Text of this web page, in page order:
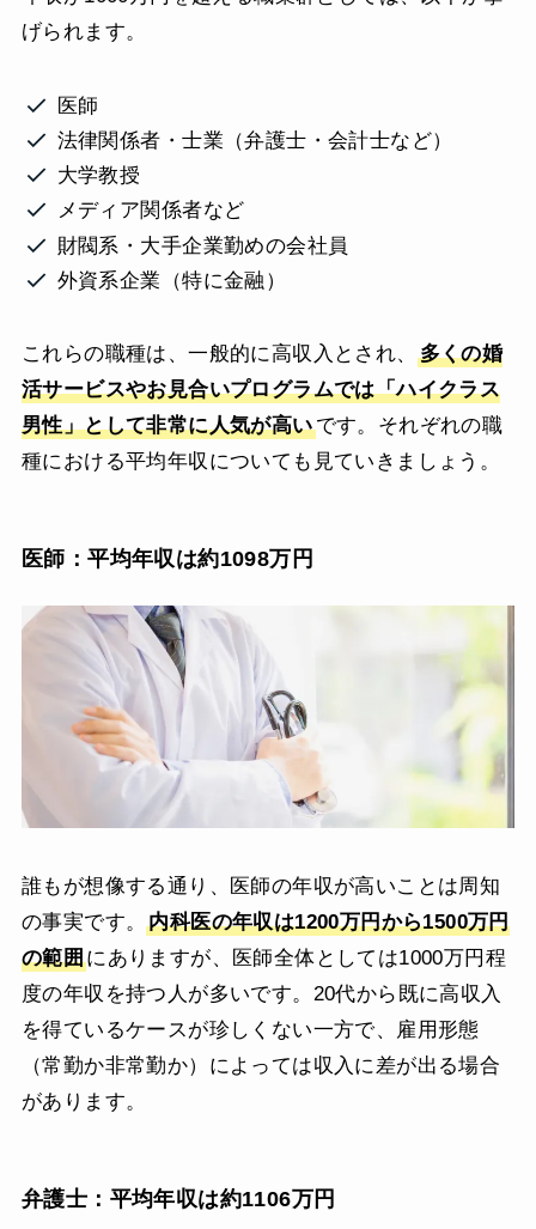
げられます。
医師
法律関係者・士業（弁護士・会計士など）
大学教授
メディア関係者など
財閥系・大手企業勤めの会社員
外資系企業（特に金融）
これらの職種は、一般的に高収入とされ、
多くの婚
活サービスやお見合いプログラムでは「ハイクラス
男性」として非常に人気が高いです。それぞれの職
種における平均年収についても見ていきましょう。
医師：平均年収は約1098万円
誰もが想像する通り、医師の年収が高いことは周知
の事実です。内科医の年収は1200万円から1500万円
の範囲にありますが、医師全体としては1000万円程
度の年収を持つ人が多いです。20代から既に高収入
を得ているケースが珍しくない一方で、雇用形態
（常勤か非常勤か）によっては収入に差が出る場合
があります。
弁護士：平均年収は約1106万円